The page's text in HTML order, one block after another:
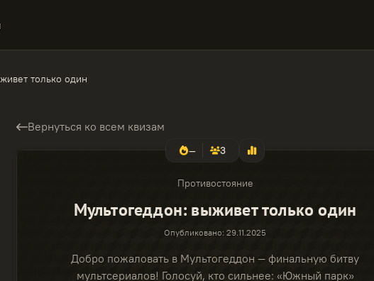
только один
Вернуться ко всем квизам
— 3
Противостояние
Мультогеддон: выживет только один
Опубликовано: 29.11.2025
Добро пожаловать в Мультогеддон — финальную битву
мультсериалов! Голосуй, кто сильнее: «Южный парк»